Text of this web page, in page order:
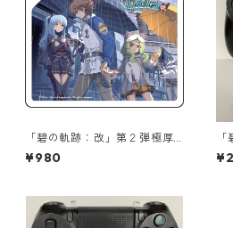
「碧の軌跡：改」第２弾極厚
アクリルキーチェーン
¥980
コ
タ